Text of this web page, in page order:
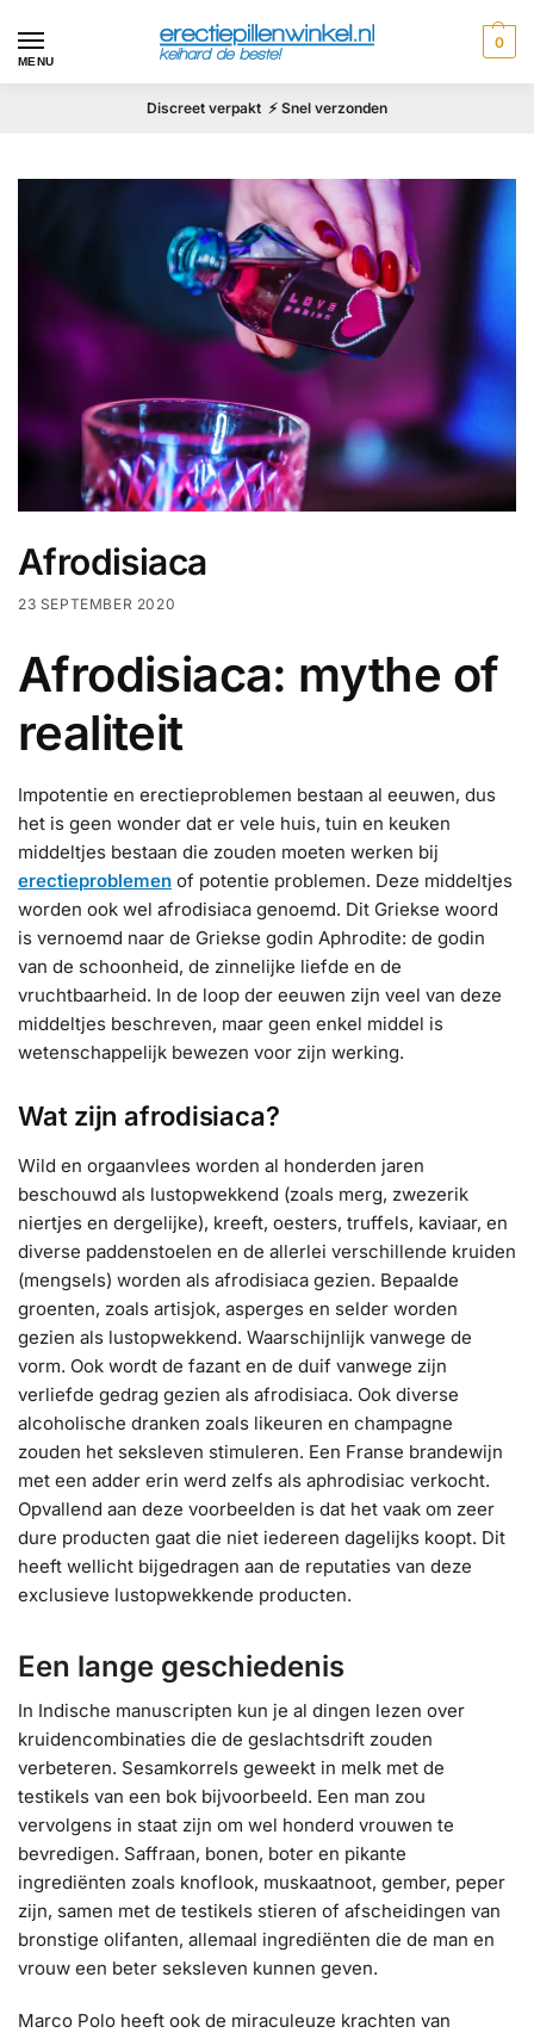
MENU
0
Discreet verpakt ⚡ Snel verzonden
Afrodisiaca
23 SEPTEMBER 2020
Afrodisiaca: mythe of
realiteit
Impotentie en erectieproblemen bestaan al eeuwen, dus
het is geen wonder dat er vele huis, tuin en keuken
middeltjes bestaan die zouden moeten werken bij
erectieproblemen of potentie problemen. Deze middeltjes
worden ook wel afrodisiaca genoemd. Dit Griekse woord
is vernoemd naar de Griekse godin Aphrodite: de godin
van de schoonheid, de zinnelijke liefde en de
vruchtbaarheid. In de loop der eeuwen zijn veel van deze
middeltjes beschreven, maar geen enkel middel is
wetenschappelijk bewezen voor zijn werking.
Wat zijn afrodisiaca?
Wild en orgaanvlees worden al honderden jaren
beschouwd als lustopwekkend (zoals merg, zwezerik
niertjes en dergelijke), kreeft, oesters, truffels, kaviaar, en
diverse paddenstoelen en de allerlei verschillende kruiden
(mengsels) worden als afrodisiaca gezien. Bepaalde
groenten, zoals artisjok, asperges en selder worden
gezien als lustopwekkend. Waarschijnlijk vanwege de
vorm. Ook wordt de fazant en de duif vanwege zijn
verliefde gedrag gezien als afrodisiaca. Ook diverse
alcoholische dranken zoals likeuren en champagne
zouden het seksleven stimuleren. Een Franse brandewijn
met een adder erin werd zelfs als aphrodisiac verkocht.
Opvallend aan deze voorbeelden is dat het vaak om zeer
dure producten gaat die niet iedereen dagelijks koopt. Dit
heeft wellicht bijgedragen aan de reputaties van deze
exclusieve lustopwekkende producten.
Een lange geschiedenis
In Indische manuscripten kun je al dingen lezen over
kruidencombinaties die de geslachtsdrift zouden
verbeteren. Sesamkorrels geweekt in melk met de
testikels van een bok bijvoorbeeld. Een man zou
vervolgens in staat zijn om wel honderd vrouwen te
bevredigen. Saffraan, bonen, boter en pikante
ingrediënten zoals knoflook, muskaatnoot, gember, peper
zijn, samen met de testikels stieren of afscheidingen van
bronstige olifanten, allemaal ingrediënten die de man en
vrouw een beter seksleven kunnen geven.
Marco Polo heeft ook de miraculeuze krachten van